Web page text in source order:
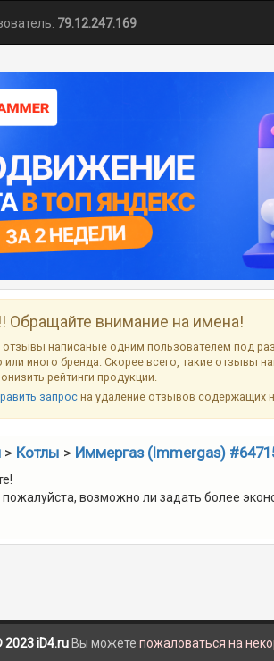
79.12.247.169
Обращайте внимание на имена!
написаные одним пользователем под
или иного бренда. Скорее всего, такие отзывы
рейтинги продукции.
запрос на удаление отзывов
> Котлы > Иммергаз (Immergas)
возможно ли задать более
2023 iD4.ru Вы можете пожаловаться на